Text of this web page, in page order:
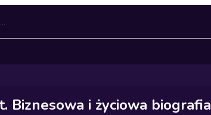
Biznesowa i życiowa biografia